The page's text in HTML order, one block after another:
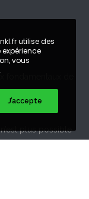
fondamentaux de
plus possible
utilise des
expérience
vous
J’accepte